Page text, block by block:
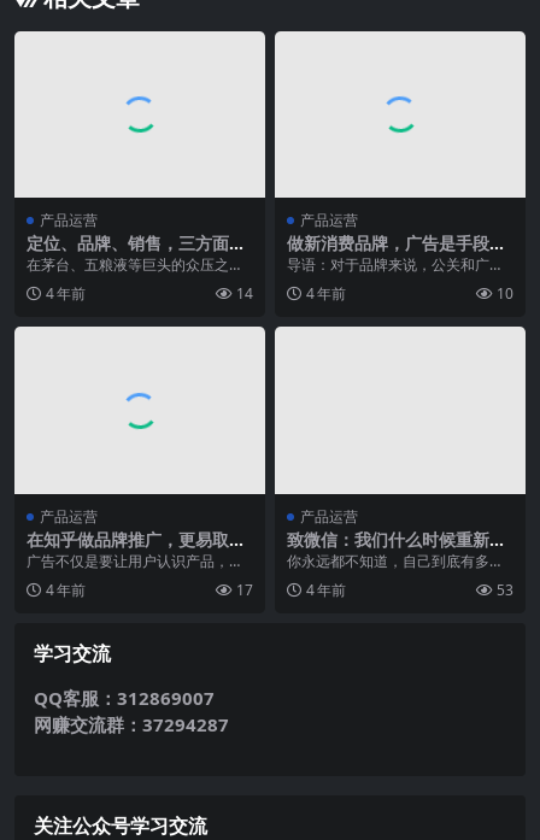
产品运营
定位、品牌、销售，三方面浅
谈江小白的成功战略
在茅台、五粮液等巨头的众压之
下，江小白凭什么还能够再次突
围，文本将从定位、品牌、...
4 年前 14
产品运营
做新消费品牌，广告是手段、
公关是结果
导语：对于品牌来说，公关和广告
都是营销强有力的“武器”。那么做消
费品牌，广告重要...
4 年前 10
产品运营
在知乎做品牌推广，更易取得
用户信任
广告不仅是要让用户认识产品，更
是要让用户认可产品。知乎作为一
个拥有大批知识精英的...
4 年前 17
产品运营
致微信：我们什么时候重新定
义群聊？
你永远都不知道，自己到底有多少
微信群。 你也很难想象，一个20多
人的小团队，相互...
4 年前 53
学习交流
QQ客服：312869007
网赚交流群：37294287
关注公众号学习交流